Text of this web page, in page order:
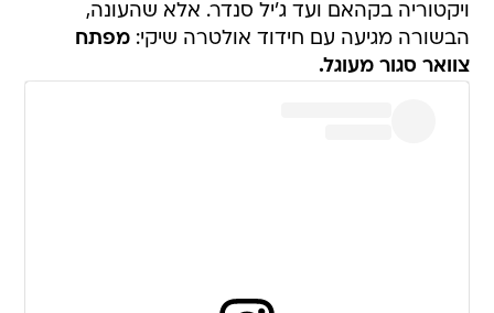
ויקטוריה בקהאם ועד ג'יל סנדר. אלא שהעונה,
הבשורה מגיעה עם חידוד אולטרה שיקי:מפתח
צוואר סגור מעוגל.